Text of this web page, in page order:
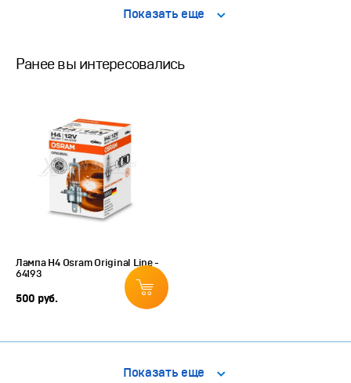
Показать еще
Ранее вы интересовались
Лампа H4 Osram Original Line -
64193
500 руб.
Показать еще